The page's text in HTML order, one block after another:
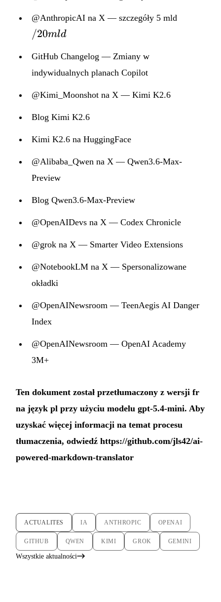
@AnthropicAI na X — szczegóły 5 mld
/20mld
GitHub Changelog — Zmiany w
indywidualnych planach Copilot
@Kimi_Moonshot na X — Kimi K2.6
Blog Kimi K2.6
Kimi K2.6 na HuggingFace
@Alibaba_Qwen na X — Qwen3.6-Max-
Preview
Blog Qwen3.6-Max-Preview
@OpenAIDevs na X — Codex Chronicle
@grok na X — Smarter Video Extensions
@NotebookLM na X — Spersonalizowane
okładki
@OpenAINewsroom — TeenAegis AI Danger
Index
@OpenAINewsroom — OpenAI Academy
3M+
Ten dokument został przetłumaczony z wersji fr
na język pl przy użyciu modelu gpt-5.4-mini. Aby
uzyskać więcej informacji na temat procesu
tłumaczenia, odwiedź https://github.com/jls42/ai-
powered-markdown-translator
ACTUALITES IA ANTHROPIC OPENAI
GITHUB QWEN KIMI GROK GEMINI
Wszystkie aktualności